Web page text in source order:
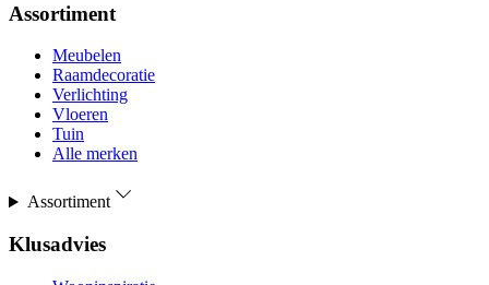
Assortiment
Meubelen
Raamdecoratie
Verlichting
Vloeren
Tuin
Alle merken
Assortiment
Klusadvies